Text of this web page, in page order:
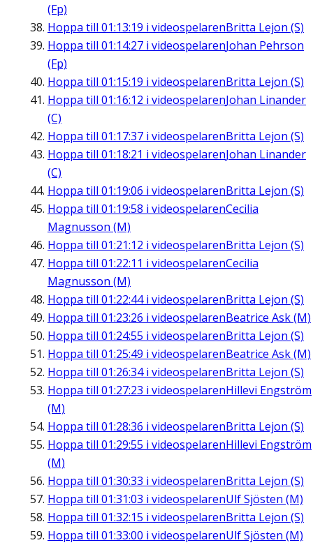
(Fp)
Hoppa till 01:13:19 i videospelarenBritta Lejon (S)
Hoppa till 01:14:27 i videospelarenJohan Pehrson
(Fp)
Hoppa till 01:15:19 i videospelarenBritta Lejon (S)
Hoppa till 01:16:12 i videospelarenJohan Linander
(C)
Hoppa till 01:17:37 i videospelarenBritta Lejon (S)
Hoppa till 01:18:21 i videospelarenJohan Linander
(C)
Hoppa till 01:19:06 i videospelarenBritta Lejon (S)
Hoppa till 01:19:58 i videospelarenCecilia
Magnusson (M)
Hoppa till 01:21:12 i videospelarenBritta Lejon (S)
Hoppa till 01:22:11 i videospelarenCecilia
Magnusson (M)
Hoppa till 01:22:44i videospelarenBritta Lejon (S)
Hoppa till 01:23:26 i videospelarenBeatrice Ask (M)
Hoppa till 01:24:55 i videospelarenBritta Lejon (S)
Hoppa till 01:25:49 i videospelarenBeatrice Ask (M)
Hoppa till 01:26:34i videospelarenBritta Lejon (S)
Hoppa till 01:27:23 i videospelarenHillevi Engström
(M)
Hoppa till 01:28:36 i videospelarenBritta Lejon (S)
Hoppa till 01:29:55 i videospelarenHillevi Engström
(M)
Hoppa till 01:30:33 i videospelarenBritta Lejon (S)
Hoppa till 01:31:03 i videospelarenUlf Sjösten (M)
Hoppa till 01:32:15 i videospelarenBritta Lejon (S)
Hoppa till 01:33:00 i videospelarenUlf Sjösten (M)